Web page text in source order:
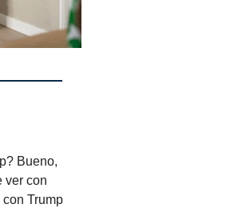
Bueno,
ver con
Trump